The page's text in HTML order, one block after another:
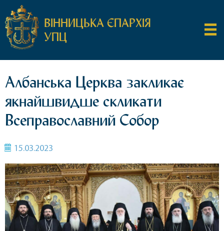
ВІННИЦЬКА ЄПАРХІЯ
УПЦ
Албанська Церква закликає
якнайшвидше скликати
Всеправославний Собор
15.03.2023